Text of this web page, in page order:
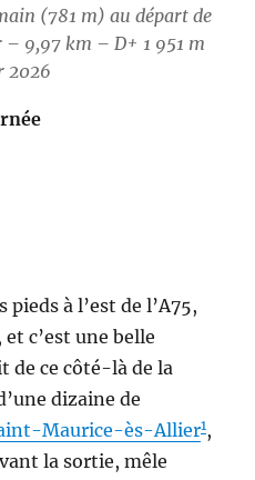
(781 m) au départ de
9,97 km – D+ 1 951 m
2026
pieds à l’est de l’A75,
et c’est une belle
de ce côté-là de la
dizaine de
Maurice-ès-Allier1,
la sortie, mêle